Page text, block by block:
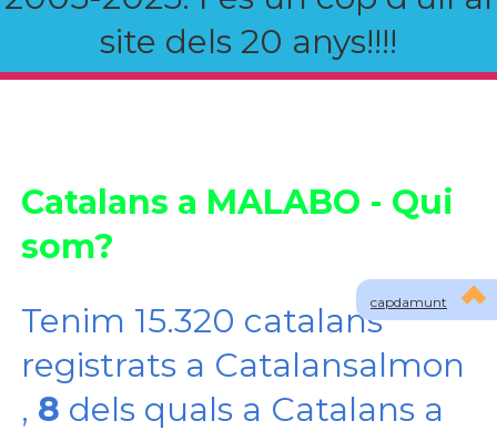
site dels 20 anys!!!!
capdamunt
Catalans a MALABO - Qui
som?
Tenim 15.320 catalans
registrats a Catalansalmon
, 8 dels quals a Catalans a